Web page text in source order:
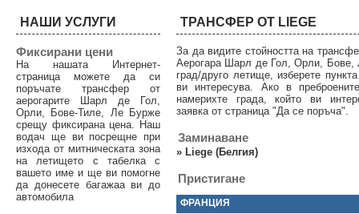
ТРАНСФЕР ОТ LIEGE
За да видите стойността на
Аерогара Шарл де Гол, Орли, Бове,
град/друго летище, изберете
ви интересува. Ако в
намерихте града, който ви
заявка от страница "Да се поръча".
Заминаване
» Liege (Белгия)
Пристигане
ФРАНЦИЯ
НАШИ УСЛУГИ
Фиксирани цени
На нашата Интернет-
страница можете да си
поръчате трансфер от
аерогарите Шарл де Гол,
Орли, Бове-Тиле, Ле Бурже
срещу фиксирана цена. Наш
водач ще ви посрещне при
изхода от митническата зона
на летището с табелка с
вашето име и ще ви помогне
да донесете багажаа ви до
автомобила